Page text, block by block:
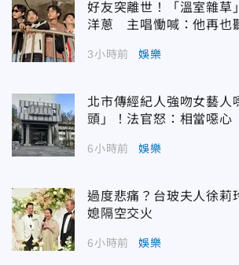
好友突離世！「溫室雜草
洋蔥 主唱慟喊：他再也
3小時前 娛樂
北市傳經紀人強吻女藝人
頭」！法官怒：相當噁心
6小時前 娛樂
過度悲痛？台玻夫人徐莉
媳隔空交火
6小時前 娛樂